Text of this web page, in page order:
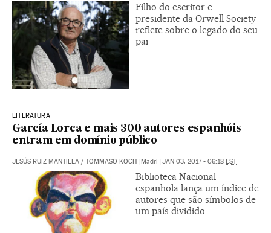
Filho do escritor e
presidente da Orwell Society
reflete sobre o legado do seu
pai
LITERATURA
García Lorca e mais 300 autores espanhóis
entram em domínio público
JESÚS RUIZ MANTILLA / TOMMASO KOCH | Madri | JAN 03, 2017 - 06:18 EST
Biblioteca Nacional
espanhola lança um índice de
autores que são símbolos de
um país dividido